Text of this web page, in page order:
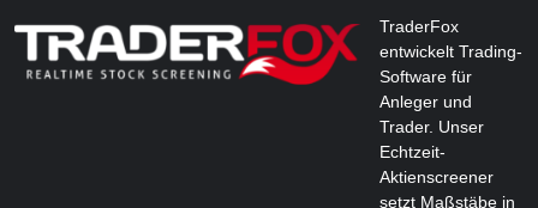
TraderFox
entwickelt Trading-
Software für
Anleger und
Trader. Unser
Echtzeit-
Aktienscreener
setzt Maßstäbe in